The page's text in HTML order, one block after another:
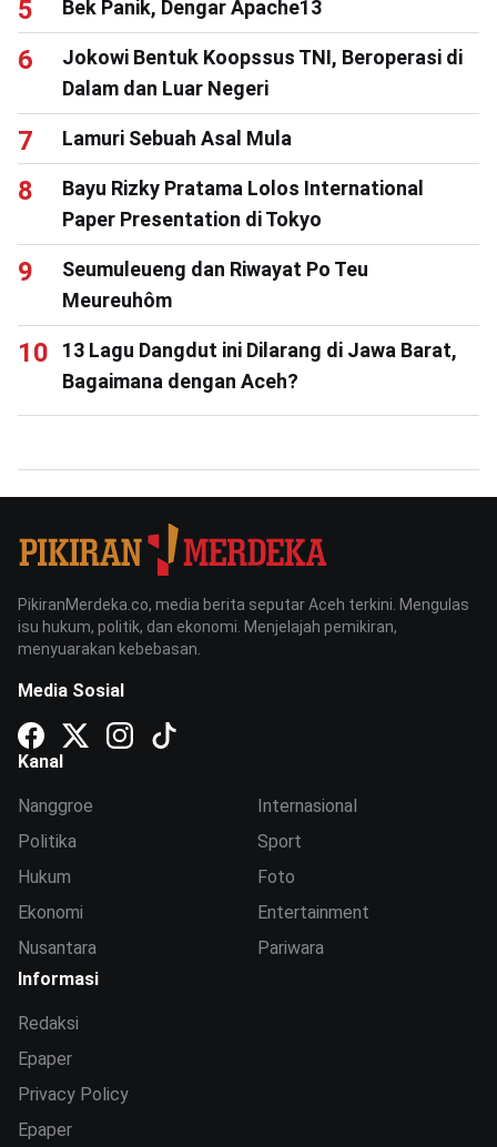
Bek Panik, Dengar Apache13
Jokowi Bentuk Koopssus TNI, Beroperasi di
Dalam dan Luar Negeri
Lamuri Sebuah Asal Mula
Bayu Rizky Pratama Lolos International
Paper Presentation di Tokyo
Seumuleueng dan Riwayat Po Teu
Meureuhôm
13 Lagu Dangdut ini Dilarang di Jawa Barat,
Bagaimana dengan Aceh?
PikiranMerdeka.co, media berita seputar Aceh terkini. Mengulas
isu hukum, politik, dan ekonomi. Menjelajah pemikiran,
menyuarakan kebebasan.
Media Sosial
Kanal
Nanggroe
Politika
Hukum
Ekonomi
Nusantara
Internasional
Sport
Foto
Entertainment
Pariwara
Informasi
Redaksi
Epaper
Privacy Policy
Epaper